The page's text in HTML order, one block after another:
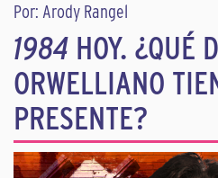
Por: Arody Rangel
1984 HOY. ¿QUÉ
ORWELLIANO
PRESENTE?